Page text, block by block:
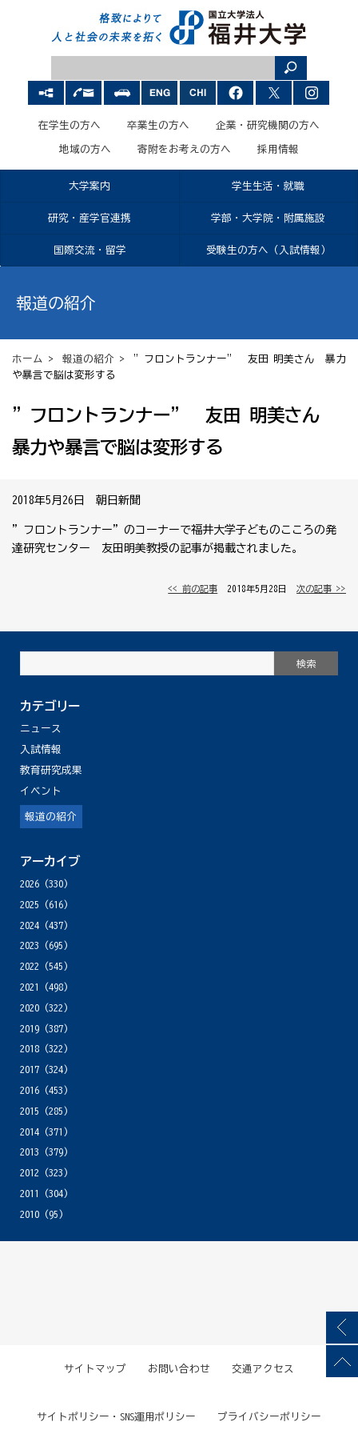
在学生の方へ 卒業生の方へ 企業・研究機関の方へ
地域の方へ 寄附をお考えの方へ 採用情報
大学案内 学生生活・就職
研究・産学官連携 学部・大学院・附属施設
国際交流・留学 受験生の方へ（入試情報）
報道の紹介
ホーム > 報道の紹介 > ”フロントランナー” 友田 明美さん 暴力
や暴言で脳は変形する
”フロントランナー” 友田 明美さん
暴力や暴言で脳は変形する
2018年5月26日 朝日新聞
”フロントランナー”のコーナーで福井大学子どものこころの発
達研究センター 友田明美教授の記事が掲載されました。
<< 前の記事 │ 2018年5月28日 │次の記事 >>
カテゴリー
ニュース
入試情報
教育研究成果
イベント
報道の紹介
アーカイブ
2026(330)
2025 (616)
2024(437)
2023 (695)
2022 (545)
2021
(498)
2020(322)
2019(387)
2018(322)
2017(324)
2016(453)
2015 (285)
2014(371)
2013 (379)
2012 (323)
2011
(304)
2010(95)
サイトマップ お問い合わせ 交通アクセス
サイトポリシー・SNS運用ポリシー プライバシーポリシー